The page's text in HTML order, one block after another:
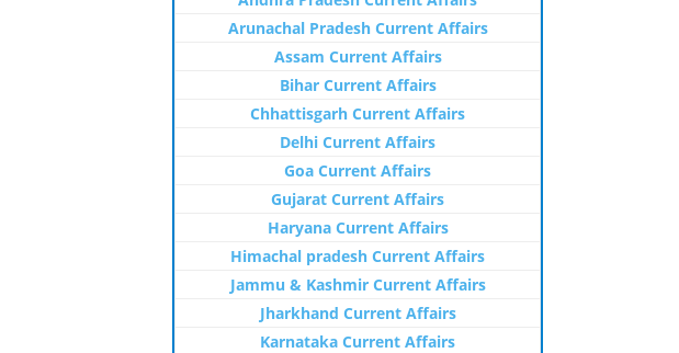
Arunachal Pradesh Current Affairs
Assam Current Affairs
Bihar Current Affairs
Chhattisgarh Current Affairs
Delhi Current Affairs
Goa Current Affairs
Gujarat Current Affairs
Haryana Current Affairs
Himachal pradesh Current Affairs
Jammu & Kashmir Current Affairs
Jharkhand Current Affairs
Karnataka Current Affairs